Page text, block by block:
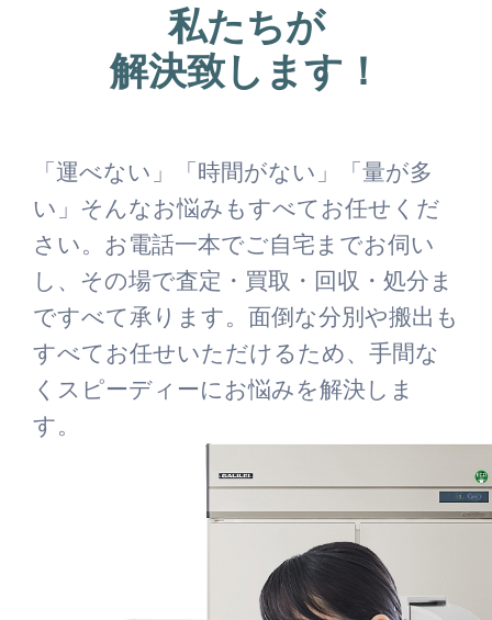
私たちが
解決致します！
「運べない」「時間がない」「量が多
い」そんなお悩みもすべてお任せくだ
さい。お電話一本でご自宅までお伺い
し、その場で査定・買取・回収・処分ま
ですべて承ります。面倒な分別や搬出も
すべてお任せいただけるため、手間な
くスピーディーにお悩みを解決しま
す。